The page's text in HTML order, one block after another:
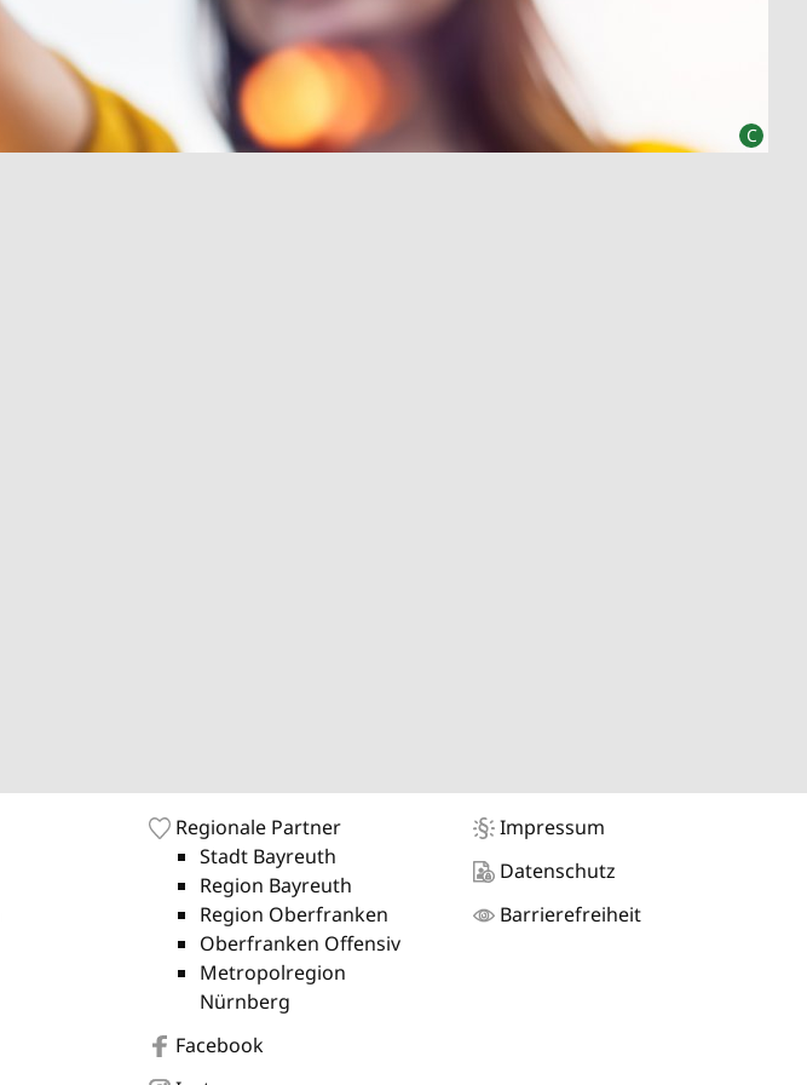
Regionale Partner
Stadt Bayreuth
Region Bayreuth
Region Oberfranken
Oberfranken Offensiv
Metropolregion
Nürnberg
Facebook
Impressum
Datenschutz
Barrierefreiheit